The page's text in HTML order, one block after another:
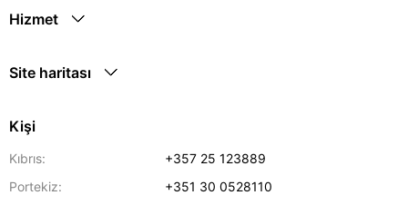
Hizmet
Site haritası
Kişi
Kıbrıs:
+357 25 123889
Portekiz:
+351 30 0528110